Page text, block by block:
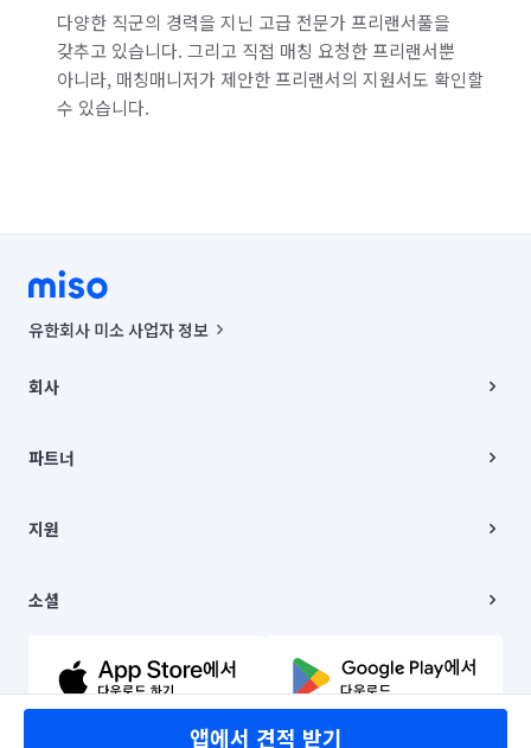
다양한 직군의 경력을 지닌 고급 전문가 프리랜서풀을
갖추고 있습니다. 그리고 직접 매칭 요청한 프리랜서뿐
아니라, 매칭매니저가 제안한 프리랜서의 지원서도 확인할
수 있습니다.
앱에서 견적 받기
유한회사 미소 사업자 정보
00019 |
주소 | 본사: 서울특별시 종로구 율곡로 6(중학동, 트윈트리빌딩) B동 5층
컨택센터 : 서울특별시 종로구 수송동 율곡로 24, 7층, 8층 미소
상품, 상품정보, 거래에 관한 의무와 책임은 거래당사자에게 있습니다.
언론 보도 관련 문의:
© 유한회사 미소. Miso, Inc. All Rights Reserved.
회사
채용
파트너
이사
지원
이용약관
문의하기
소셜
유튜브